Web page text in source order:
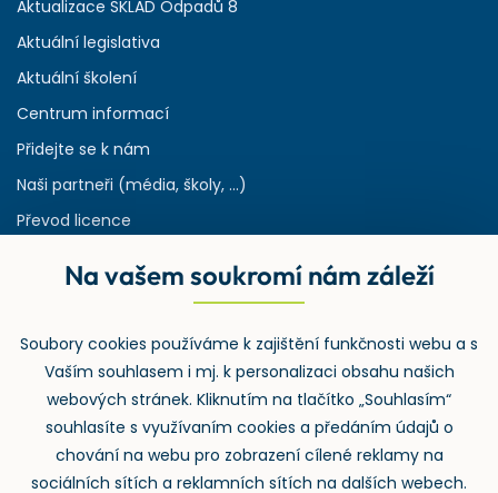
Aktualizace SKLAD Odpadů 8
Aktuální legislativa
Aktuální školení
Centrum informací
Přidejte se k nám
Naši partneři (média, školy, ...)
Převod licence
Rejstřík používaných zkratek v odpadech
Zpětný odběr
Na vašem soukromí nám záleží
Soubory cookies používáme k zajištění funkčnosti webu a s
Vaším souhlasem i mj. k personalizaci obsahu našich
webových stránek. Kliknutím na tlačítko „Souhlasím“
souhlasíte s využívaním cookies a předáním údajů o
chování na webu pro zobrazení cílené reklamy na
sociálních sítích a reklamních sítích na dalších webech.